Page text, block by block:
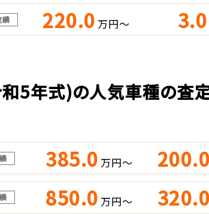
績 220.0 万円～ 3.0
和5年式)の人気車種の査
385.0 万円～ 200.0
850.0 万円～ 320.0